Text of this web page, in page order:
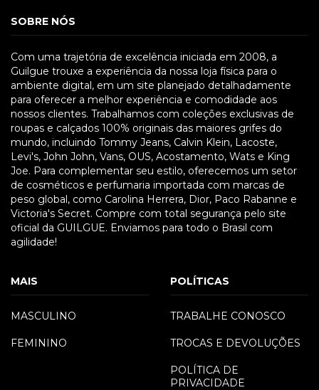
SOBRE NÓS
Com uma trajetória de excelência iniciada em 2008, a
Guilgue trouxe a experiência da nossa loja física para o
ambiente digital, em um site planejado detalhadamente
para oferecer a melhor experiência e comodidade aos
nossos clientes. Trabalhamos com coleções exclusivas de
roupas e calçados 100% originais das maiores grifes do
mundo, incluindo Tommy Jeans, Calvin Klein, Lacoste,
Levi's, John John, Vans, OUS, Acostamento, Wats e King
Joe. Para complementar seu estilo, oferecemos um setor
de cosméticos e perfumaria importada com marcas de
peso global, como Carolina Herrera, Dior, Paco Rabanne e
Victoria's Secret. Compre com total segurança pelo site
oficial da GUILGUE. Enviamos para todo o Brasil com
agilidade!
MAIS
MASCULINO
FEMININO
POLÍTICAS
TRABALHE CONOSCO
TROCAS E DEVOLUÇÕES
POLÍTICA DE
PRIVACIDADE